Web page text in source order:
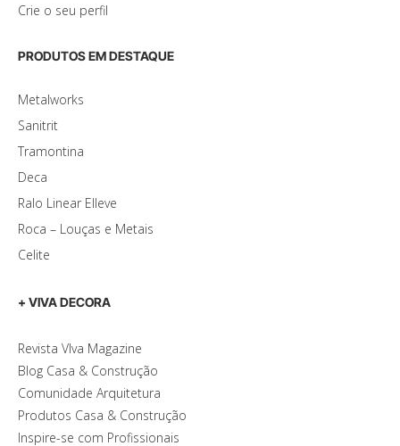
Crie o seu perfil
PRODUTOS EM DESTAQUE
Metalworks
Sanitrit
Tramontina
Deca
Ralo Linear Elleve
Roca – Louças e Metais
Celite
+ VIVA DECORA
Revista VIva Magazine
Blog Casa & Construção
Comunidade Arquitetura
Produtos Casa & Construção
Inspire-se com Profissionais